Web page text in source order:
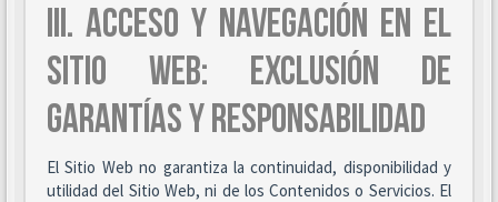
III. ACCESO Y NAVEGACIÓN EN EL
SITIO WEB: EXCLUSIÓN DE
GARANTÍAS Y RESPONSABILIDAD
El Sitio Web no garantiza la continuidad, disponibilidad y
utilidad del Sitio Web, ni de los Contenidos o Servicios. El